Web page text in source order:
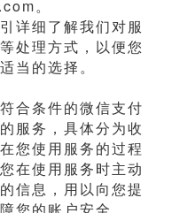
。
详细了解我们对服
处理方式，以便您
当的选择。
合条件的微信支付
服务，具体分为收
您使用服务的过程
在使用服务时主动
信息，用以向您提